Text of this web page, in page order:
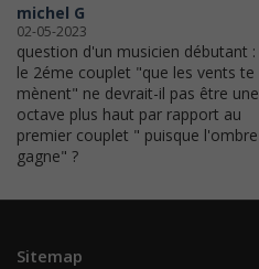
michel G
02-05-2023
question d'un musicien débutant :
le 2éme couplet "que les vents te
mènent" ne devrait-il pas être une
octave plus haut par rapport au
premier couplet " puisque l'ombre
gagne" ?
Sitemap